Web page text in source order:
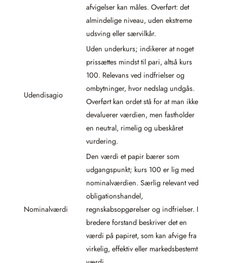
afvigelser kan måles. Overført: det
almindelige niveau, uden ekstreme
udsving eller særvilkår.
Udendisagio
Uden underkurs; indikerer at noget
prissættes mindst til pari, altså kurs
100. Relevans ved indfrielser og
ombytninger, hvor nedslag undgås.
Overført kan ordet stå for at man ikke
devaluerer værdien, men fastholder
en neutral, rimelig og ubeskåret
vurdering.
Nominalværdi
Den værdi et papir bærer som
udgangspunkt; kurs 100 er lig med
nominalværdien. Særlig relevant ved
obligationshandel,
regnskabsopgørelser og indfrielser. I
bredere forstand beskriver det en
værdi på papiret, som kan afvige fra
virkelig, effektiv eller markedsbestemt